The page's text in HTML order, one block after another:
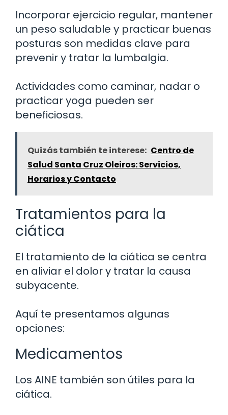
Incorporar ejercicio regular, mantener
un peso saludable y practicar buenas
posturas son medidas clave para
prevenir y tratar la lumbalgia.
Actividades como caminar, nadar o
practicar yoga pueden ser
beneficiosas.
Quizás también te interese: Centro de
Salud Santa Cruz Oleiros: Servicios,
Horarios y Contacto
Tratamientos para la
ciática
El tratamiento de la ciática se centra
en aliviar el dolor y tratar la causa
subyacente.
Aquí te presentamos algunas
opciones:
Medicamentos
Los AINE también son útiles para la
ciática.